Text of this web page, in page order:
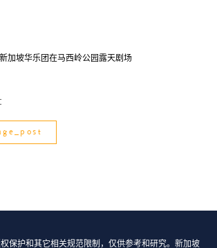
加坡华乐团在马西岭公园露天剧场
保护和其它相关规范限制，仅供参考和研究。新加坡